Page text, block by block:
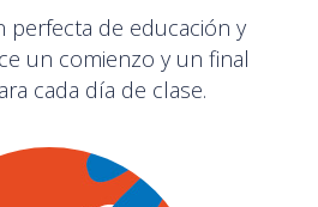
perfecta de educación y
un comienzo y un final
cada día de clase.